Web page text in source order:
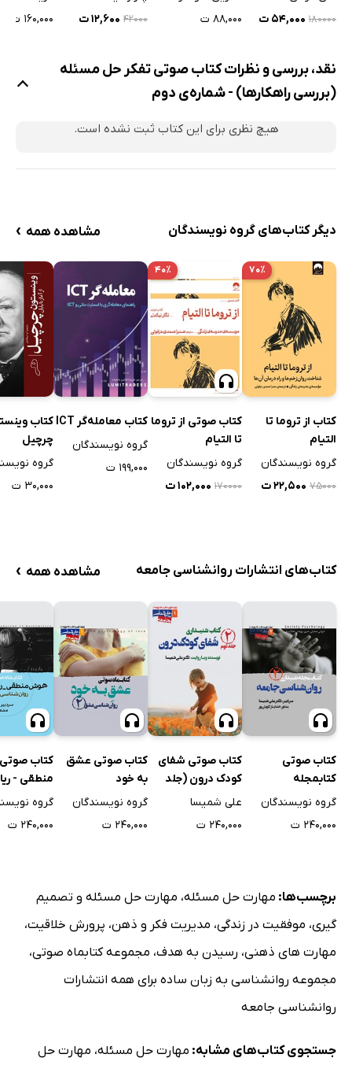
۱۸۰۰۰۰ ۵۴,۰۰۰ ت
۸۸,۰۰۰ ت
۴۲۰۰۰ ۱۲,۶۰۰ ت
۱۶۰,۰۰۰ ت
نقد، بررسی و نظرات کتاب صوتی تفکر حل مسئله
(بررسی راهکارها) - شماره‌ی دوم
هیچ نظری برای این کتاب ثبت نشده است.
دیگر کتاب‌های گروه نویسندگان مشاهده همه ›
۷۰٪
کتاب از تروما تا
التیام
گروه نویسندگان
۷۵۰۰۰ ۲۲,۵۰۰ ت
۴۰٪
کتاب صوتی از تروما
تا التیام
گروه نویسندگان
۱۷۰۰۰۰ ۱۰۲,۰۰۰ ت
کتاب معامله‌گر ICT
گروه نویسندگان
۱۹۹,۰۰۰ ت
کتاب
چرچیل
گروه
۳۰,۰۰۰ ت
کتاب‌های انتشارات روانشناسی جامعه مشاهده همه ›
کتاب صوتی
کتابمجله
روانشناسی جامعه -
گروه نویسندگان
۲۴۰,۰۰۰ ت
کتاب صوتی شفای
کودک درون (جلد
دوم)
علی شمیسا
۲۴۰,۰۰۰ ت
کتاب صوتی عشق
به خود
گروه نویسندگان
۲۴۰,۰۰۰ ت
کتاب
منطقی -
کودک
گروه
۲۴۰,۰۰۰ ت
برچسب‌ها: مهارت حل مسئله، مهارت حل مسئله و تصمیم
گیری، موفقیت در زندگی، مدیریت فکر و ذهن، پرورش خلاقیت،
مهارت های ذهنی، رسیدن به هدف، مجموعه کتابماه صوتی،
مجموعه روانشناسی به زبان ساده برای همه انتشارات
روانشناسی جامعه
جستجوی کتاب‌های مشابه: مهارت حل مسئله، مهارت حل